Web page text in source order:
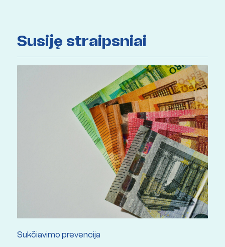
Susiję straipsniai
Sukčiavimo prevencija